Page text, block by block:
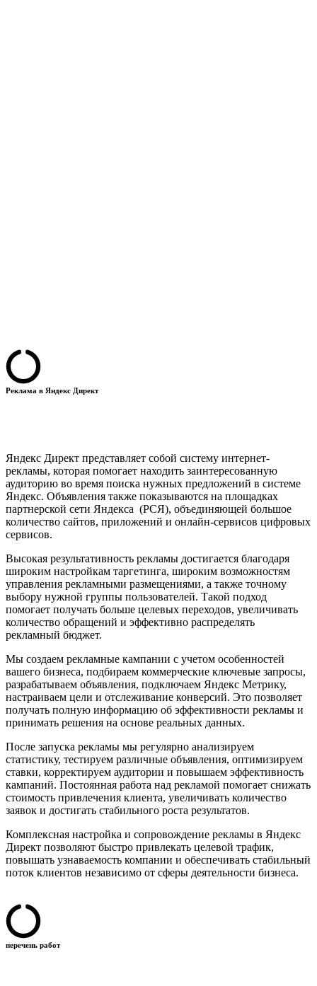
Реклама в Яндекс Директ
Яндекс Директ представляет собой систему интернет-
рекламы, которая помогает находить заинтересованную
аудиторию во время поиска нужных предложений в системе
Яндекс. Объявления также показываются на площадках
партнерской сети Яндекса (РСЯ), объединяющей большое
количество сайтов, приложений и онлайн-сервисов цифровых
сервисов.
Высокая результативность рекламы достигается благодаря
широким настройкам таргетинга, широким возможностям
управления рекламными размещениями, а также точному
выбору нужной группы пользователей. Такой подход
помогает получать больше целевых переходов, увеличивать
количество обращений и эффективно распределять
рекламный бюджет.
Мы создаем рекламные кампании с учетом особенностей
вашего бизнеса, подбираем коммерческие ключевые запросы,
разрабатываем объявления, подключаем Яндекс Метрику,
настраиваем цели и отслеживание конверсий. Это позволяет
получать полную информацию об эффективности рекламы и
принимать решения на основе реальных данных.
После запуска рекламы мы регулярно анализируем
статистику, тестируем различные объявления, оптимизируем
ставки, корректируем аудитории и повышаем эффективность
кампаний. Постоянная работа над рекламой помогает снижать
стоимость привлечения клиента, увеличивать количество
заявок и достигать стабильного роста результатов.
Комплексная настройка и сопровождение рекламы в Яндекс
Директ позволяют быстро привлекать целевой трафик,
повышать узнаваемость компании и обеспечивать стабильный
поток клиентов независимо от сферы деятельности бизнеса.
перечень работ